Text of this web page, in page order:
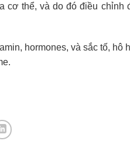
cơ thể, và do đó điều chỉnh
hormones, và sắc tố, hô